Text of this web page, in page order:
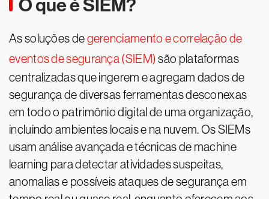
O que é SIEM?
As soluções degerenciamento e correlação de
eventos de segurança (SIEM)são plataformas
centralizadas que ingerem e agregam dados de
segurança de diversas ferramentas desconexas
em todo o patrimônio digital de uma organização,
incluindo ambientes locais e na nuvem. Os SIEMs
usam análise avançada e técnicas de machine
learning para detectar atividades suspeitas,
anomalias e possíveis ataques de segurança em